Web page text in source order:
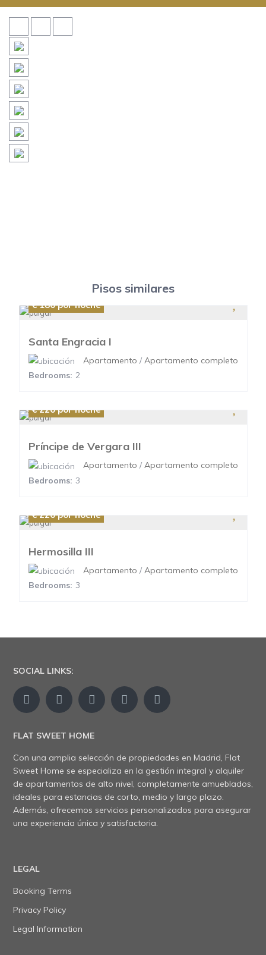
Pisos similares
€ 180por noche
Santa Engracia I
Apartamento / Apartamento completo
Bedrooms: 2
€ 220por noche
Príncipe de Vergara III
Apartamento / Apartamento completo
Bedrooms: 3
€ 220por noche
Hermosilla III
Apartamento / Apartamento completo
Bedrooms: 3
SOCIAL LINKS:
FLAT SWEET HOME
Con una amplia selección de propiedades en Madrid, Flat
Sweet Home se especializa en la gestión integral y alquiler
de apartamentos de alto nivel, completamente amueblados,
ideales para estancias de corto, medio y largo plazo.
Además, ofrecemos servicios personalizados para asegurar
una experiencia única y satisfactoria.
LEGAL
Booking Terms
Privacy Policy
Legal Information